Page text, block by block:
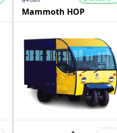
Mammoth HOP